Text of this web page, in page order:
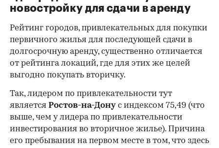
новостройку для сдачи в аренду
Рейтинг городов, привлекательных для покупки
первичного жилья для последующей сдачи в
долгосрочную аренду, существенно отличается
от рейтинга локаций, где для этих же целей
выгодно покупать вторичку.
Так, лидером по привлекательности тут
является Ростов-на-Дону с индексом 75,49 (что
выше, чем у лидера по привлекательности
инвестирования во вторичное жилье). Причина
его пребывания на первом месте в том, что здесь